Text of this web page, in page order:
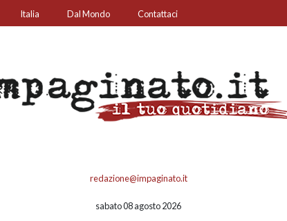
Italia Dal Mondo Contattaci
redazione@impaginato.it
sabato 08 agosto 2026